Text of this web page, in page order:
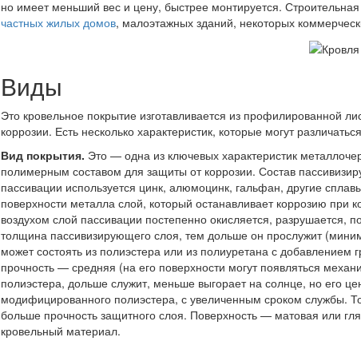
но имеет меньший вес и цену, быстрее монтируется.
частных жилых домов, малоэтажных зданий, некоторых
Виды
Это кровельное покрытие изготавливается из профилированной
коррозии. Есть несколько характеристик, которые могут
Вид покрытия. Это — одна из ключевых характеристик
полимерным составом для защиты от коррозии. Состав
пассивации используется цинк, алюмоцинк, гальфан, другие
поверхности металла слой, который останавливает коррозию при
воздухом слой пассивации постепенно окисляется,
толщина пассивизирующего слоя, тем дольше он прослужит
может состоять из полиэстера или из полиуретана с
прочность — средняя (на его поверхности могут появляться
полиэстера, дольше служит, меньше выгорает на солнце, но его
модифицированного полиэстера, с увеличенным сроком службы.
больше прочность защитного слоя. Поверхность — матовая или
кровельный материал.